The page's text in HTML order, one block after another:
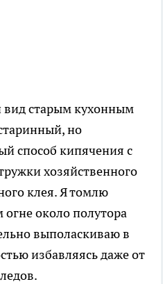
вид старым кухонным
но
способ кипячения с
хозяйственного
клея. Я томлю
около полутора
выполаскиваю в
избавляясь даже от